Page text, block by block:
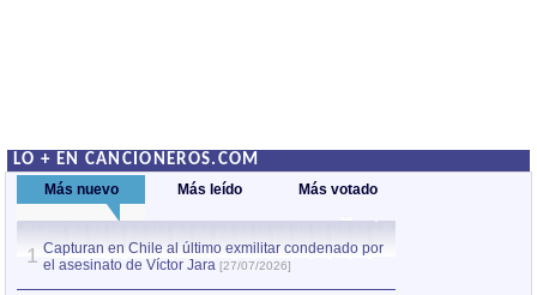
LO + EN CANCIONEROS.COM
Más nuevo Más leído Más votado
1 Capturan en Chile al último exmilitar condenado por
el asesinato de Víctor Jara [27/07/2026]